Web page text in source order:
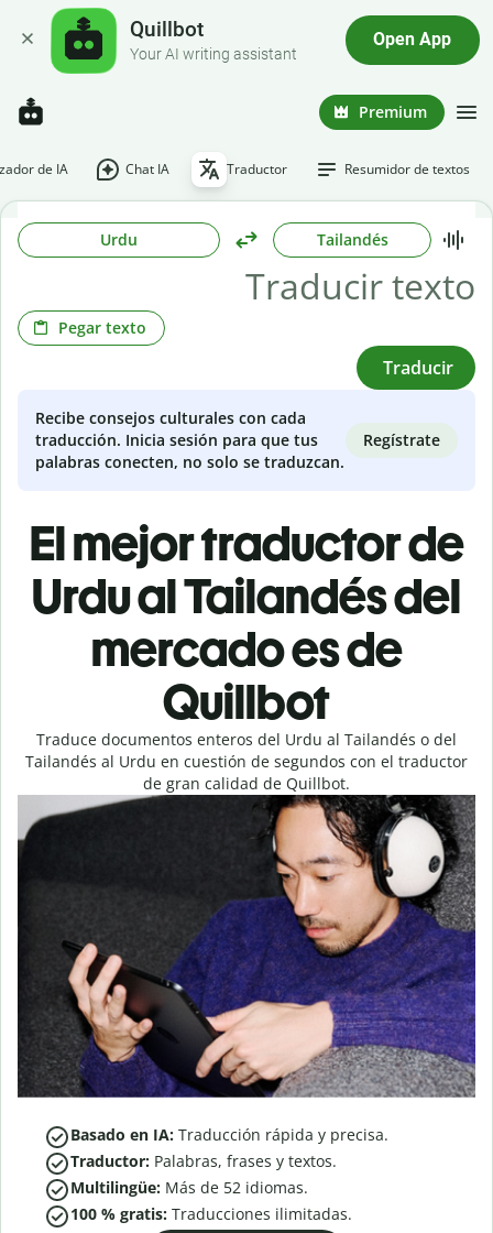
Quillbot
Your AI writing assistant
Open App
Premium
de IA Chat IA Traductor Resumidor de textos
Urdu Tailandés
Pegar texto
Traducir
Recibe consejos culturales con cada
traducción. Inicia sesión para que tus
palabras conecten, no solo se traduzcan.
Regístrate
El mejor traductor de
Urdu al Tailandés del
mercado es de
Quillbot
Traduce documentos enteros del Urdu al Tailandés o del
Tailandés al Urdu en cuestión de segundos con el traductor
de gran calidad de Quillbot.
Basado en IA: Traducción rápida y precisa.
Traductor: Palabras, frases y textos.
Multilingüe: Más de 52 idiomas.
100 % gratis: Traducciones ilimitadas.